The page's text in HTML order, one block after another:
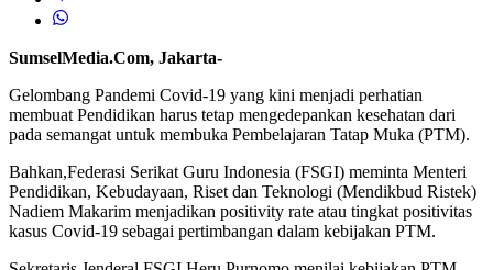
SumselMedia.Com, Jakarta-
Gelombang Pandemi Covid-19 yang kini menjadi perhatian
membuat Pendidikan harus tetap mengedepankan kesehatan dari
pada semangat untuk membuka Pembelajaran Tatap Muka (PTM).
Bahkan,Federasi Serikat Guru Indonesia (FSGI) meminta Menteri
Pendidikan, Kebudayaan, Riset dan Teknologi (Mendikbud Ristek)
Nadiem Makarim menjadikan positivity rate atau tingkat positivitas
kasus Covid-19 sebagai pertimbangan dalam kebijakan PTM.